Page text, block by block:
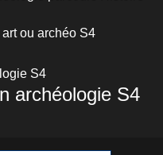
ou archéo S4
S4
archéologie S4